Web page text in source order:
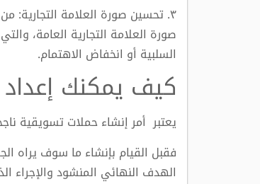
٣. تحسين صورة العلامة
صورة العلامة التجارية العامة،
السلبية أو انخفاض الاهتمام.
كيف يمكنك
يعتبر أمر إنشاء حملات تسويقية
فقبل القيام بإنشاء ما سوف يراه
الهدف النهائي المنشود والإجراء